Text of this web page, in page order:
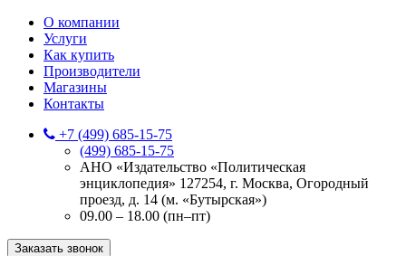
О компании
Услуги
Как купить
Производители
Магазины
Контакты
+7 (499) 685-15-75
(499) 685-15-75
АНО «Издательство «Политическая
энциклопедия» 127254, г. Москва, Огородный
проезд, д. 14 (м. «Бутырская»)
09.00 – 18.00 (пн–пт)
Заказать звонок